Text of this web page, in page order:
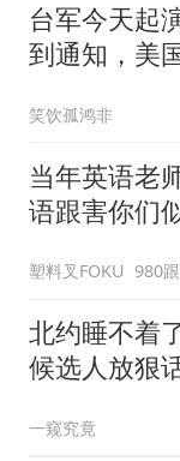
台军今天起
到通知，美
笑饮孤鸿非
当年英语老
语跟害你们
塑料叉FOKU 980
北约睡不着
候选人放狠
一窥究竟